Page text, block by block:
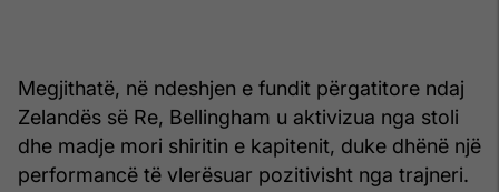
Megjithatë, në ndeshjen e fundit përgatitore ndaj
Zelandës së Re, Bellingham u aktivizua nga stoli
dhe madje mori shiritin e kapitenit, duke dhënë një
performancë të vlerësuar pozitivisht nga trajneri.